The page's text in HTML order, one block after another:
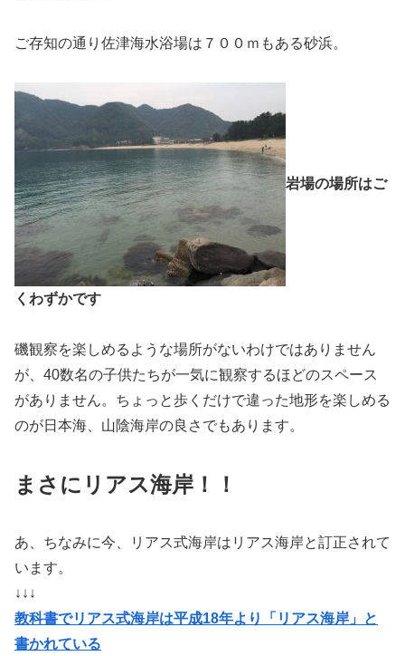
ご存知の通り佐津海水浴場は７００ｍもある砂浜。
岩場の場所はご
くわずかです
磯観察を楽しめるような場所がないわけではありません
が、40数名の子供たちが一気に観察するほどのスペース
がありません。ちょっと歩くだけで違った地形を楽しめる
のが日本海、山陰海岸の良さでもあります。
まさにリアス海岸！！
あ、ちなみに今、リアス式海岸はリアス海岸と訂正されて
います。
↓↓↓
教科書でリアス式海岸は平成18年より「リアス海岸」と
書かれている